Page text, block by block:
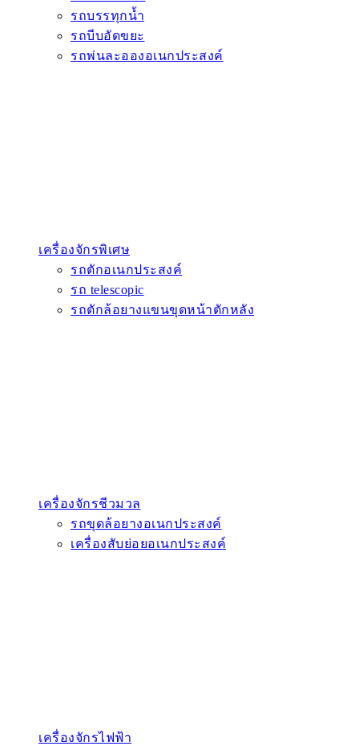
รถบรรทุกน้ำ
รถบีบอัดขยะ
รถพ่นละอองอเนกประสงค์
เครื่องจักรพิเศษ
รถตักอเนกประสงค์
รถ telescopic
รถตักล้อยางแขนขุดหน้าตักหลัง
เครื่องจักรชีวมวล
รถขุดล้อยางอเนกประสงค์
เครื่องสับย่อยอเนกประสงค์
เครื่องจักรไฟฟ้า